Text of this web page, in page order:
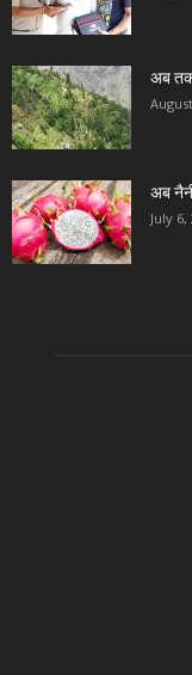
अब
अब
July 6,